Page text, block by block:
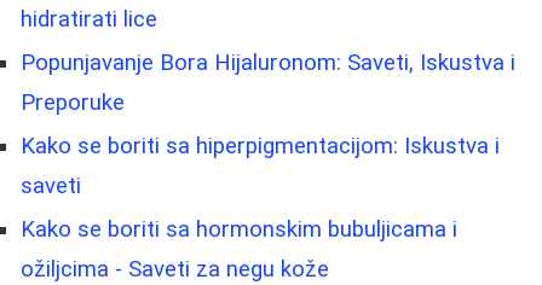
hidratirati lice
Popunjavanje Bora Hijaluronom: Saveti, Iskustva i
Preporuke
Kako se boriti sa hiperpigmentacijom: Iskustva i
saveti
Kako se boriti sa hormonskim bubuljicama i
ožiljcima - Saveti za negu kože